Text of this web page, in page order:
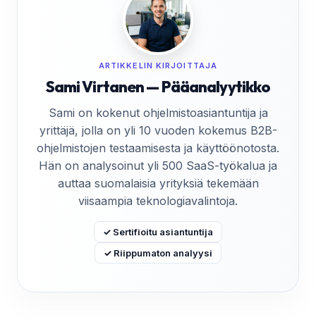
ARTIKKELIN KIRJOITTAJA
Sami Virtanen — Pääanalyytikko
Sami on kokenut ohjelmistoasiantuntija ja
yrittäjä, jolla on yli 10 vuoden kokemus B2B-
ohjelmistojen testaamisesta ja käyttöönotosta.
Hän on analysoinut yli 500 SaaS-työkalua ja
auttaa suomalaisia yrityksiä tekemään
viisaampia teknologiavalintoja.
✓ Sertifioitu asiantuntija
✓ Riippumaton analyysi